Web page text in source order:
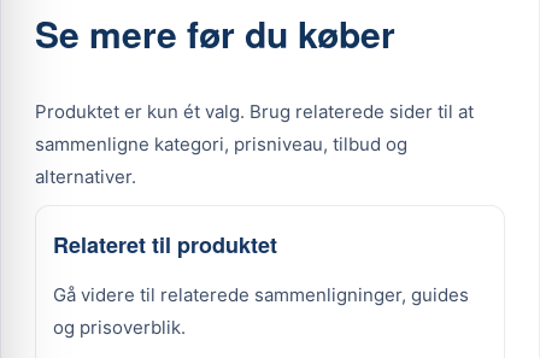
Se mere før du køber
Produktet er kun ét valg. Brug relaterede sider til at
sammenligne kategori, prisniveau, tilbud og
alternativer.
Relateret til produktet
Gå videre til relaterede sammenligninger, guides
og prisoverblik.